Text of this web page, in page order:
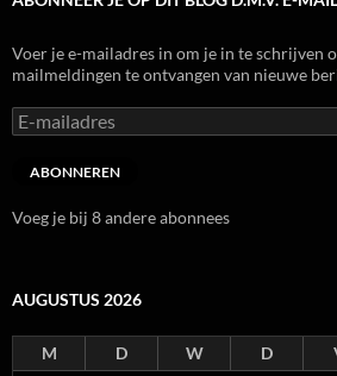
Voer je e-mailadres in om je in te schrijven
mailmeldingen te ontvangen van nieuwe
E-
mailadres
ABONNEREN
Voeg je bij 8 andere abonnees
AUGUSTUS 2026
M D W D